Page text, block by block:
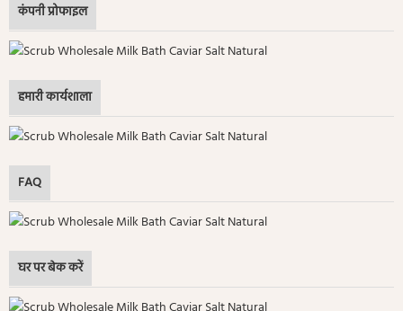
कंपनी प्रोफाइल
हमारी कार्यशाला
FAQ
घर पर बेक करें